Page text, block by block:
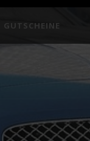
GUTSCHEINE